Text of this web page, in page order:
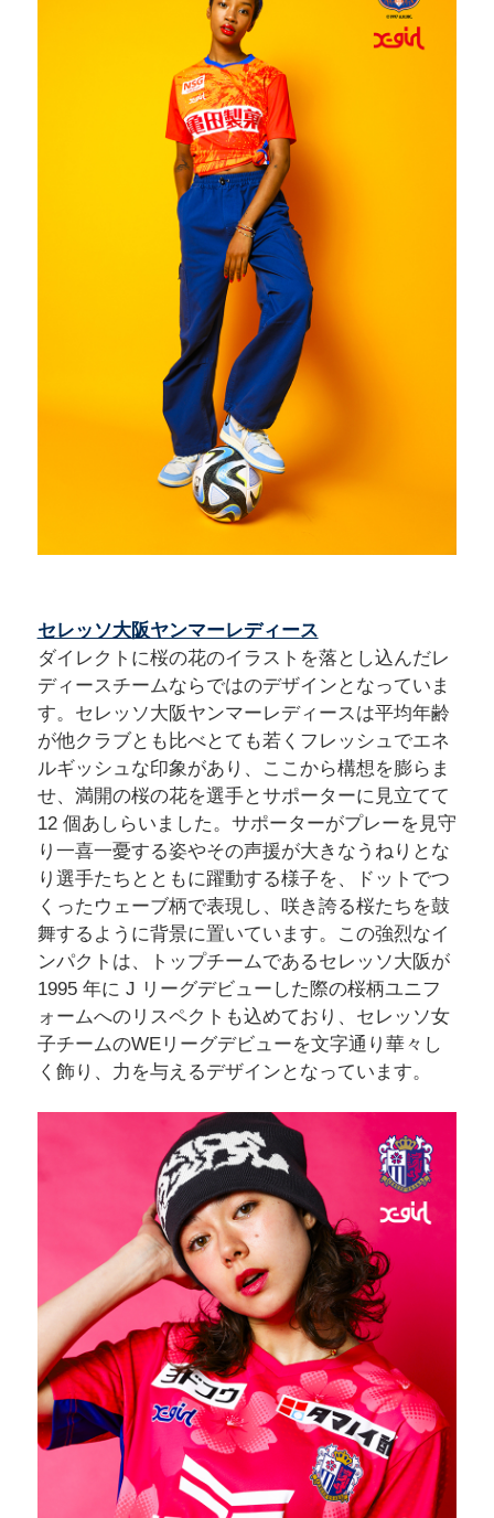
セレッソ大阪ヤンマーレディース
ダイレクトに桜の花のイラストを落とし込んだレ
ディースチームならではのデザインとなっていま
す。セレッソ大阪ヤンマーレディースは平均年齢
が他クラブとも比べとても若くフレッシュでエネ
ルギッシュな印象があり、ここから構想を膨らま
せ、満開の桜の花を選手とサポーターに見立てて
12 個あしらいました。サポーターがプレーを見守
り一喜一憂する姿やその声援が大きなうねりとな
り選手たちとともに躍動する様子を、ドットでつ
くったウェーブ柄で表現し、咲き誇る桜たちを鼓
舞するように背景に置いています。この強烈なイ
ンパクトは、トップチームであるセレッソ大阪が
1995 年に J リーグデビューした際の桜柄ユニフ
ォームへのリスペクトも込めており、セレッソ女
子チームのWEリーグデビューを文字通り華々し
く飾り、力を与えるデザインとなっています。